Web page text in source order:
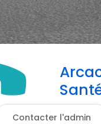
Contacter l'admin